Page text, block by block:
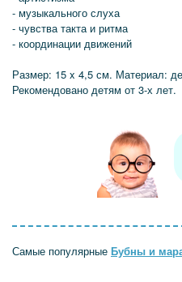
- музыкального слуха
- чувства такта и ритма
- координации движений
Размер: 15 x 4,5 см. Материал:
Рекомендовано детям от 3-х лет.
Самые популярные Бубны и